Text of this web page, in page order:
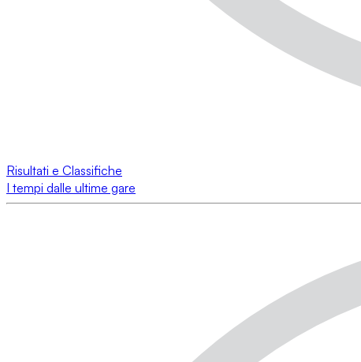
Risultati e Classifiche
I tempi dalle ultime gare